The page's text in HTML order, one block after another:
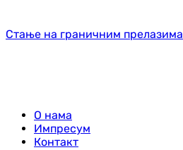
Стање на граничним прелазима
О нама
Импресум
Контакт